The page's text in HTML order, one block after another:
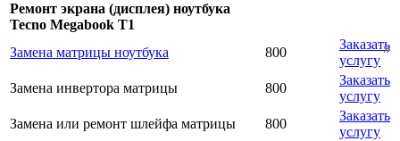
Ремонт экрана (дисплея) ноутбука
Tecno Megabook T1
Замена матрицы ноутбука
800
Заказать
услугу
Замена инвертора матрицы
800
Заказать
услугу
Замена или ремонт шлейфа матрицы
800
Заказать
услугу